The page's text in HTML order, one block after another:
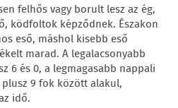
felhős vagy borult lesz az ég,
ködfoltok képződnek. Északon
eső, máshol kisebb eső
marad. A legalacsonyabb
6 és 0, a legmagasabb nappali
9 fok között alakul,
idő.